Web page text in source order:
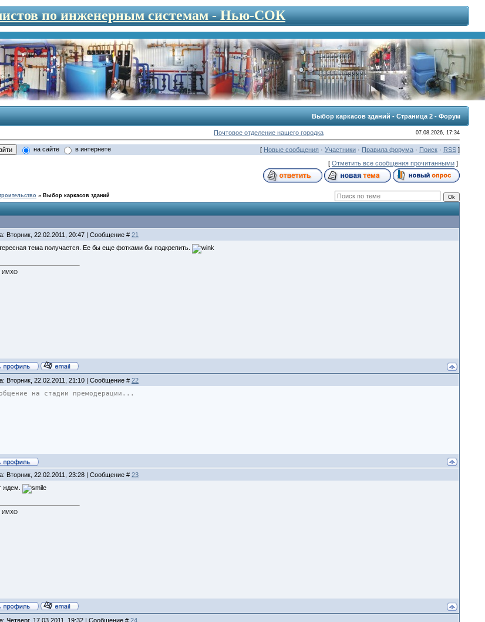
по инженерным системам - Нью-СОК
Выбор каркасов зданий - Страница 2 - Форум
Почтовое отделение нашего городка 07.08.2026, 17:34
на сайте в интернете [ Новые сообщения· Участники· Правила форума· Поиск· RSS]
[ Отметить все сообщения прочитанными]
» Выбор каркасов зданий
Вторник, 22.02.2011, 20:47 | Сообщение # 21
тема получается. Ее бы еще фотками бы подкрепить.
ИМХО
Вторник, 22.02.2011, 21:10 | Сообщение # 22
на стадии премодерации...
Вторник, 22.02.2011, 23:28 | Сообщение # 23
ждем.
ИМХО
Четверг, 17.03.2011, 19:32 | Сообщение # 24